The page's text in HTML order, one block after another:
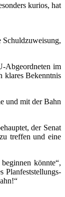
kurios, hat
Abgeordneten im
klares Bekenntnis
und mit der Bahn
der Senat
treffen und eine
könnte“,
Planfeststellungs-